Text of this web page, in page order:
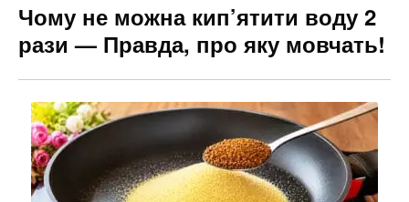
Чому не можна кип’ятити воду 2
рази — Правда, про яку мовчать!